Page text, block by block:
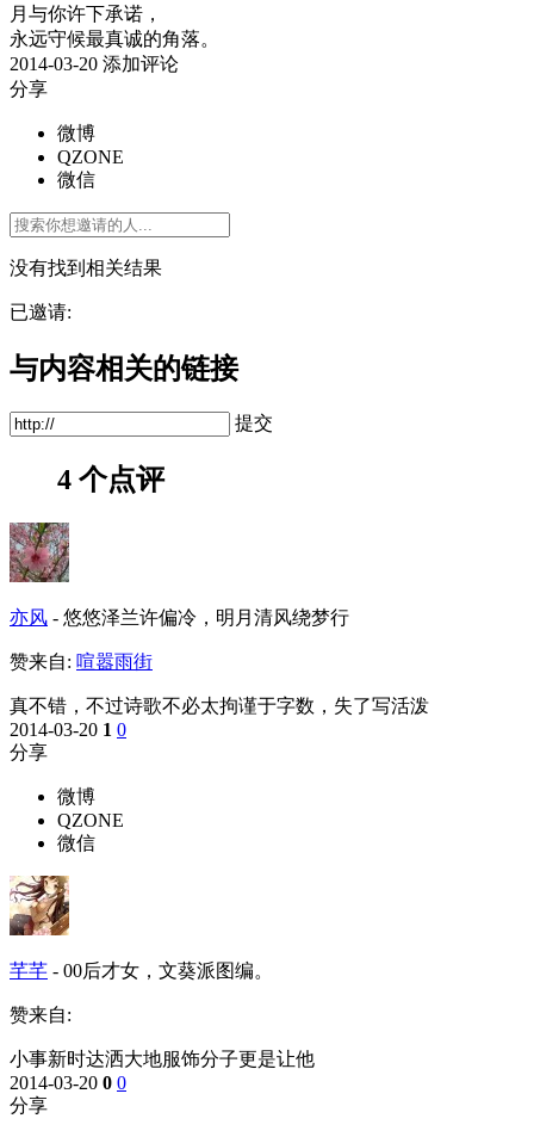
月与你许下承诺，
永远守候最真诚的角落。
2014-03-20 添加评论
分享
微博
QZONE
微信
没有找到相关结果
已邀请:
与内容相关的链接
提交
4 个点评
亦风 - 悠悠泽兰许偏冷，明月清风绕梦行
赞来自: 喧嚣雨街
真不错，不过诗歌不必太拘谨于字数，失了写活泼
2014-03-20 1 0
分享
微博
QZONE
微信
芊芊 - 00后才女，文葵派图编。
赞来自:
小事新时达洒大地服饰分子更是让他
2014-03-20 0 0
分享